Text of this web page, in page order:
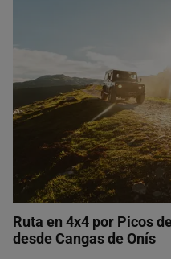
Ruta en 4x4 por Picos
desde Cangas de Onís